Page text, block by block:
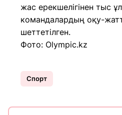
жас ерекшелігінен тыс
командалардың оқу-
шеттетілген.
Фото: Olympic.kz
Спорт